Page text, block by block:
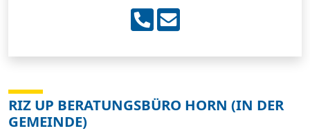
RIZ UP BERATUNGSBÜRO HORN (IN DER
GEMEINDE)